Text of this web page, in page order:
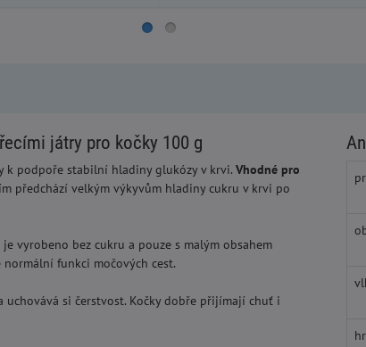
játry pro kočky 100 g
k podpoře stabilní hladiny glukózy v krvi. Vhodné pro
předchází velkým výkyvům hladiny cukru v krvi po
vyrobeno bez cukru a pouze s malým obsahem
funkci močových cest.
uchovává si čerstvost. Kočky dobře přijímají chuť i